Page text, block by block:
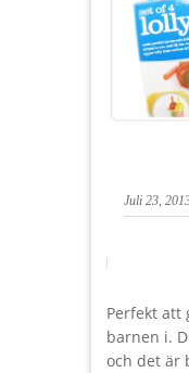
Juli 23,
Perfekt att
barnen i.
och det är